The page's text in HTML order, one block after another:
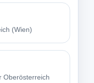
(Wien)
Oberösterreich